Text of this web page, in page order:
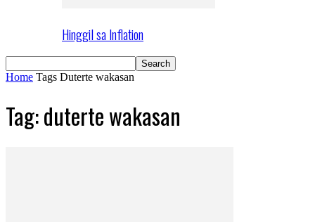
Hinggil sa Inflation
Home Tags Duterte wakasan
Tag: duterte wakasan